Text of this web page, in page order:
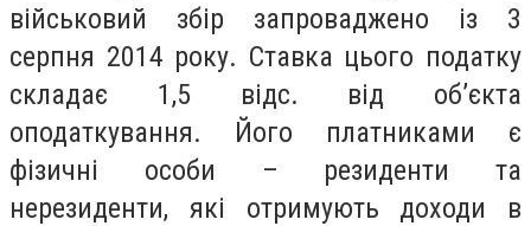
військовий збір запроваджено із 3
серпня 2014 року. Ставка цього податку
складає 1,5 відс. від об’єкта
оподаткування. Його платниками є
фізичні особи – резиденти та
нерезиденти, які отримують доходи в